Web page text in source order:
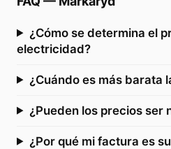
¿Cómo se determina el
electricidad?
¿Cuándo es más barata
¿Pueden los precios ser
¿Por qué mi factura es